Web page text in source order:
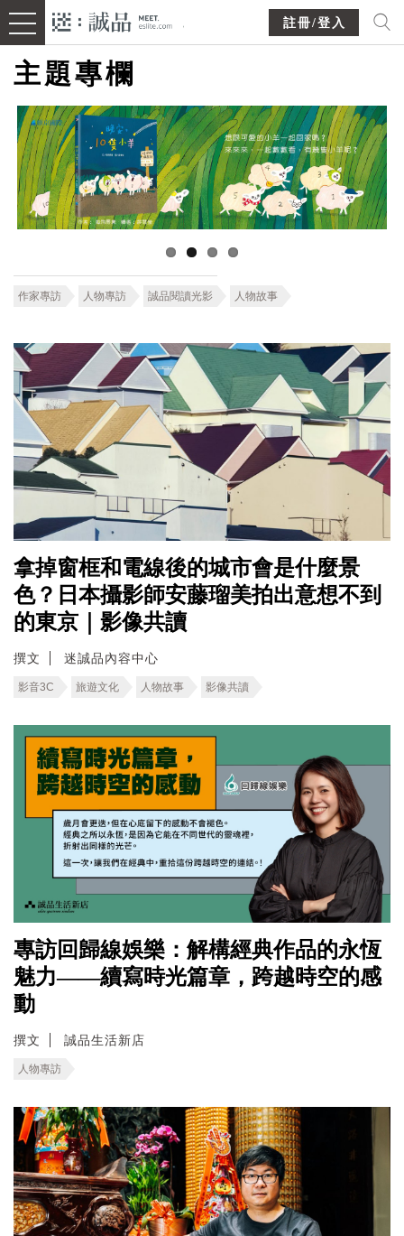
註冊/登入
主題專欄
作家專訪 人物專訪 誠品閱讀光影 人物故事
拿掉窗框和電線後的城市會是什麼景
色？日本攝影師安藤瑠美拍出意想不到
的東京｜影像共讀
撰文 迷誠品內容中心
影音3C 旅遊文化 人物故事 影像共讀
專訪回歸線娛樂：解構經典作品的永恆
魅力——續寫時光篇章，跨越時空的感
動
撰文 誠品生活新店
人物專訪